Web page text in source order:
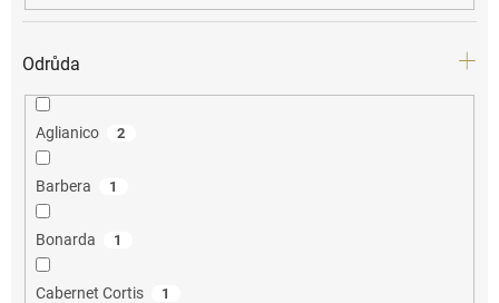
Odrůda
Aglianico 2
Barbera 1
Bonarda 1
Cabernet Cortis 1